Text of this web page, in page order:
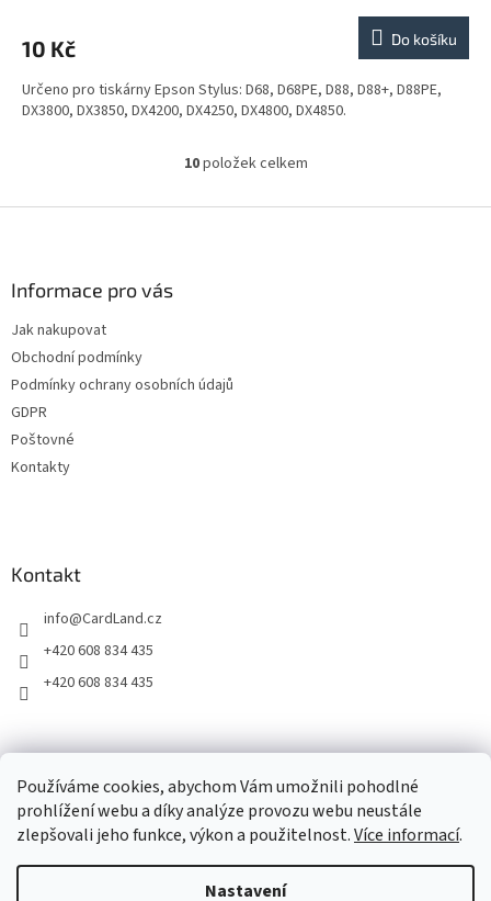
Používáme cookies, abychom Vám umožnili pohodlné
prohlížení webu a díky analýze provozu webu neustále
zlepšovali jeho funkce, výkon a použitelnost.Více informací.
Nastavení
10 Kč Do košíku
Určeno pro tiskárny Epson Stylus: D68, D68PE, D88, D88+, D88PE,
DX3800, DX3850, DX4200, DX4250, DX4800, DX4850.
O
l
10položek celkem
Informace pro vás
Jak nakupovat
Obchodní podmínky
Podmínky ochrany osobních údajů
GDPR
Poštovné
Kontakty
Kontakt
info@CardLand.cz
+420 608 834 435
+420 608 834 435